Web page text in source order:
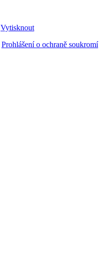
Vytisknout
Prohlášení o ochraně soukromí